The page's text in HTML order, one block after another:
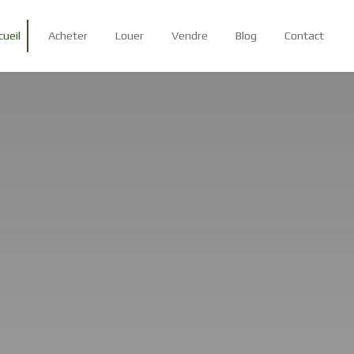
Acheter Louer Vendre Blog Contact